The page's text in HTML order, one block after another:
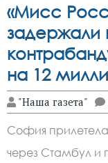
«Мисс
задержали
на 12
"Наша газета"
София
через Стамбул и